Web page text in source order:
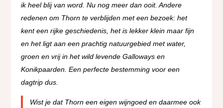
ik heel blij van word. Nu nog meer dan ooit. Andere
redenen om Thorn te verblijden met een bezoek: het
kent een rijke geschiedenis, het is lekker klein maar fijn
en het ligt aan een prachtig natuurgebied met water,
groen en vrij in het wild levende Galloways en
Konikpaarden. Een perfecte bestemming voor een
dagtrip dus.
Wist je dat Thorn een eigen wijngoed en daarmee ook